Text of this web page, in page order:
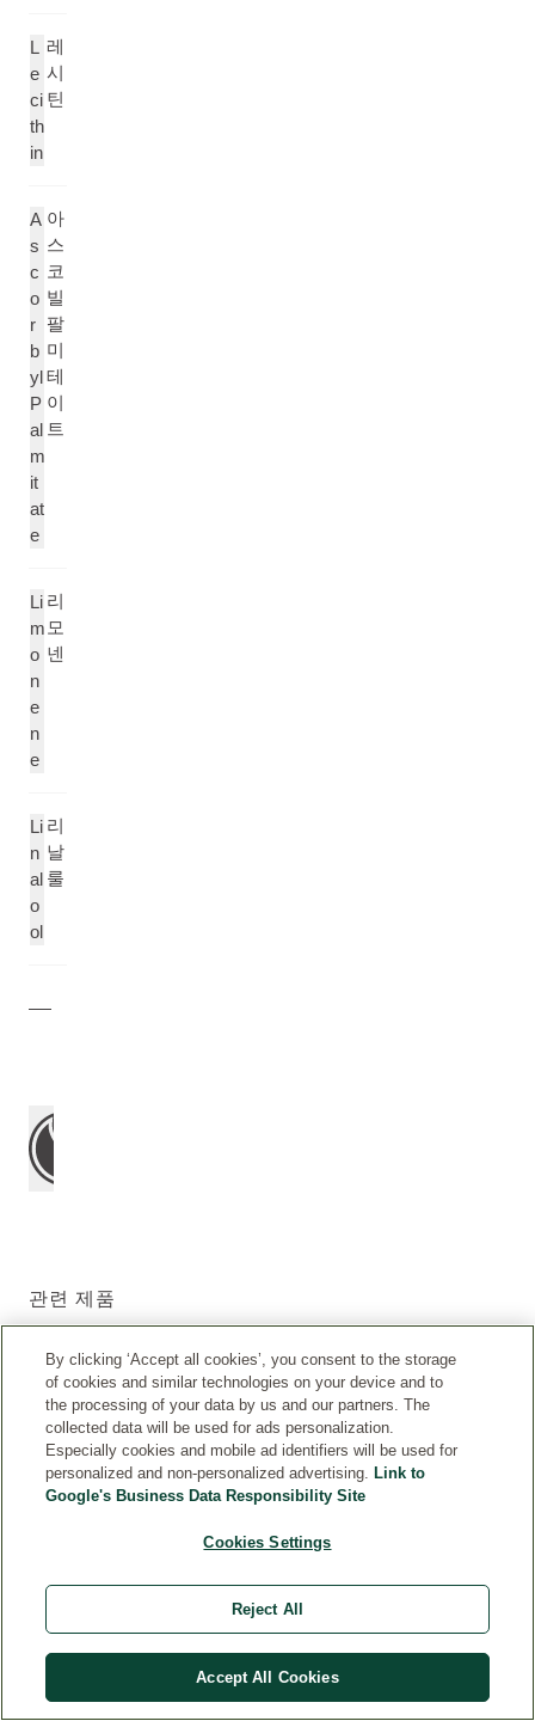
L
e
ci
th
in
레
시
틴
A
s
c
o
r
b
yl
P
al
m
it
at
e
아
스
코
빌
팔
미
테
이
트
Li
m
o
n
e
n
e
리
모
넨
Li
n
al
o
ol
리
날
룰
관련 제품
더 알아보기:
아니카 마사지 오일
By clicking ‘Accept all cookies’, you consent to the storage
of cookies and similar technologies on your device and to
the processing of your data by us and our partners. The
collected data will be used for ads personalization.
Especially cookies and mobile ad identifiers will be used for
personalized and non-personalized advertising. Link to
Google's Business Data Responsibility Site
Cookies Settings
Reject All
Accept All Cookies